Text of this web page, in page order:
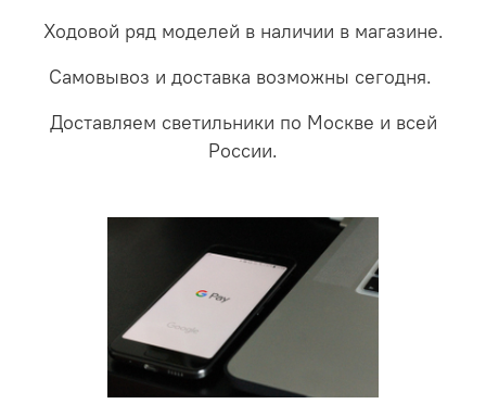
Ходовой ряд моделей в наличии в магазине.
Самовывоз и доставка возможны сегодня.
Доставляем светильники по Москве и всей
России.